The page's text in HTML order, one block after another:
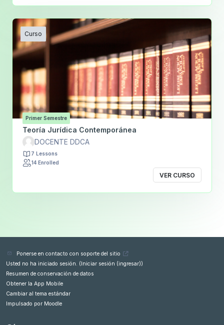
Curso
Primer Semestre
Teoría Jurídica Contemporánea
DOCENTE DDCA
7 Lessons
14 Enrolled
VER CURSO
Ponerse en contacto con soporte del sitio
Usted no ha iniciado sesión. ( Iniciar sesión (ingresar))
Resumen de conservación de datos
Obtener la App Mobile
Cambiar al tema estándar
Impulsado por Moodle